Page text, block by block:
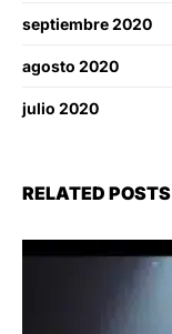
septiembre 2020
agosto 2020
julio 2020
RELATED POSTS